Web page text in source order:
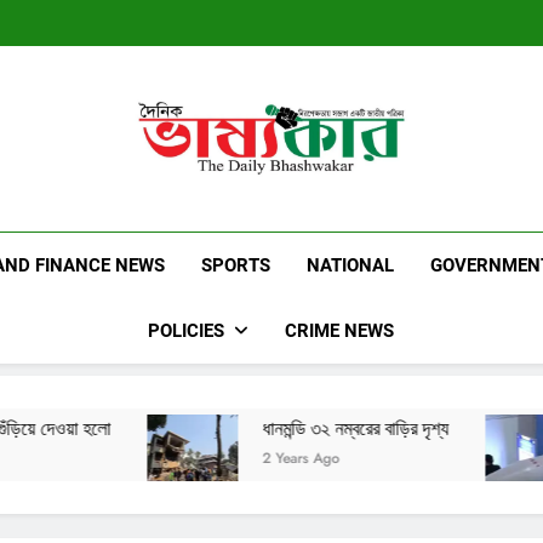
Dainik
FINANCE NEWS SPORTS NATIONAL
POLICIES CRIME NEWS
ধানমন্ডি ৩২ নম্বরের বাড়ির দৃশ্য
2 Years Ago
ইরান এর
2 Years Ago